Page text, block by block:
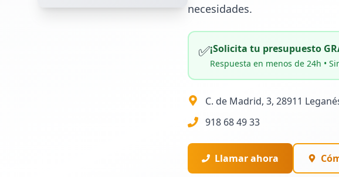
necesidades.
✅¡Solicita tu presupuesto
Respuesta en menos de 24h •
C. de Madrid, 3, 28911
918 68 49 33
Llamar ahora